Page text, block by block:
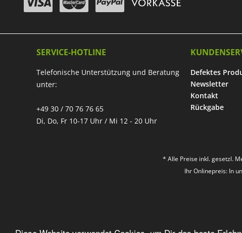
SERVICE-HOTLINE
Telefonische Unterstützung und Beratung
unter:
+49 30 / 70 76 76 65
Di, Do, Fr 10-17 Uhr / Mi 12 - 20 Uhr
Defektes
Newsletter
Kontakt
Rückgabe
* Alle Preise inkl. gesetzl.
Ihr Onlinepreis: In